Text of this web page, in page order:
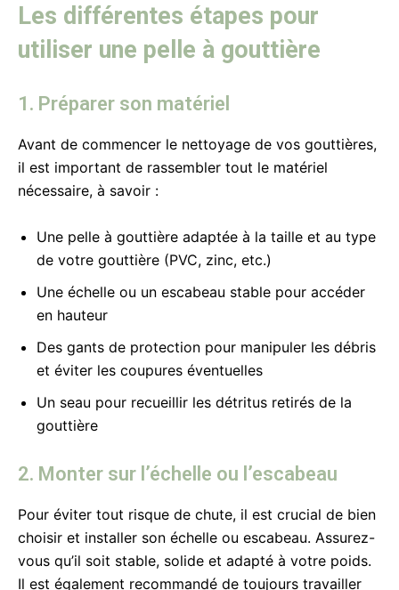
Les différentes étapes pour
utiliser une pelle à gouttière
1. Préparer son matériel
Avant de commencer le nettoyage de vos gouttières,
il est important de rassembler tout le matériel
nécessaire, à savoir :
Une pelle à gouttière adaptée à la taille et au type
de votre gouttière (PVC, zinc, etc.)
Une échelle ou un escabeau stable pour accéder
en hauteur
Des gants de protection pour manipuler les débris
et éviter les coupures éventuelles
Un seau pour recueillir les détritus retirés de la
gouttière
2. Monter sur l’échelle ou l’escabeau
Pour éviter tout risque de chute, il est crucial de bien
choisir et installer son échelle ou escabeau. Assurez-
vous qu’il soit stable, solide et adapté à votre poids.
Il est également recommandé de toujours travailler